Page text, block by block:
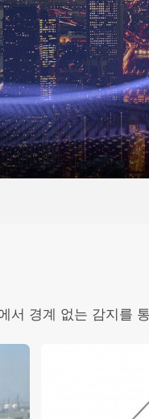
서 경계 없는 감지를